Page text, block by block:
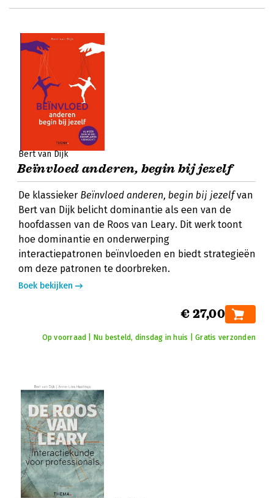
Bert van Dijk
Beïnvloed anderen, begin bij jezelf
De klassieker Beïnvloed anderen, begin bij jezelfvan
Bert van Dijk belicht dominantie als een van de
hoofdassen van de Roos van Leary. Dit werk toont
hoe dominantie en onderwerping
interactiepatronen beïnvloeden en biedt strategieën
om deze patronen te doorbreken.
Boek bekijken
€ 27,00
Op voorraad | Nu besteld, dinsdag in huis | Gratis verzonden